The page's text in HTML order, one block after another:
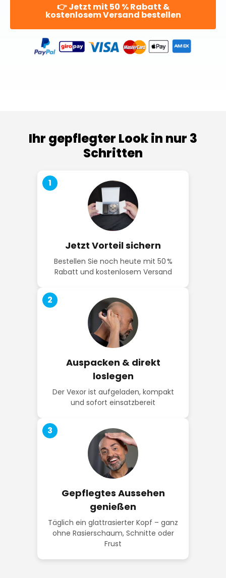
👉 Jetzt mit 50 % Rabatt &
kostenlosem Versand bestellen
Ihr gepflegter Look in nur 3
Schritten
1
Jetzt Vorteil sichern
Bestellen Sie noch heute mit 50 %
Rabatt und kostenlosem Versand
2
Auspacken & direkt
loslegen
Der Vexor ist aufgeladen, kompakt
und sofort einsatzbereit
3
Gepflegtes Aussehen
genießen
Täglich ein glattrasierter Kopf – ganz
ohne Rasierschaum, Schnitte oder
Frust